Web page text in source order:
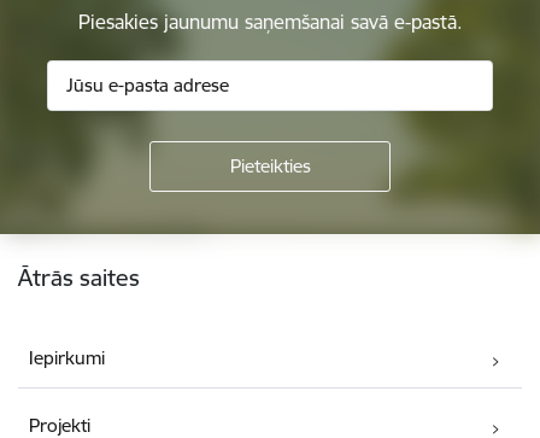
Piesakies jaunumu saņemšanai savā e-pastā.
Kājene
Ātrās saites
Iepirkumi
Projekti